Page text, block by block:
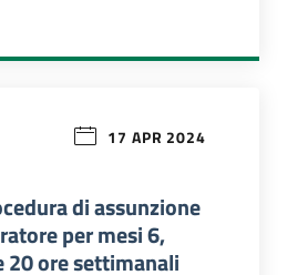
ANNO 2024
17 APR 2024
di assunzione
per mesi 6,
ore settimanali